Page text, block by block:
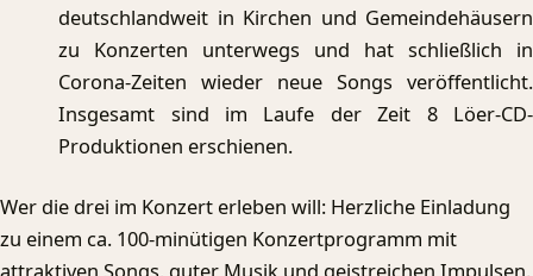
deutschlandweit in Kirchen und Gemeindehäusern
zu Konzerten unterwegs und hat schließlich in
Corona-Zeiten wieder neue Songs veröffentlicht.
Insgesamt sind im Laufe der Zeit 8 Löer-CD-
Produktionen erschienen.
Wer die drei im Konzert erleben will: Herzliche Einladung
zu einem ca. 100-minütigen Konzertprogramm mit